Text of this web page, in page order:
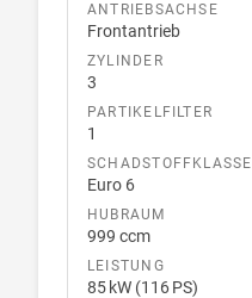
ANTRIEBSACHSE
Frontantrieb
ZYLINDER
3
PARTIKELFILTER
1
SCHADSTOFFKLASSE
Euro 6
HUBRAUM
999 ccm
LEISTUNG
85 kW (116 PS)